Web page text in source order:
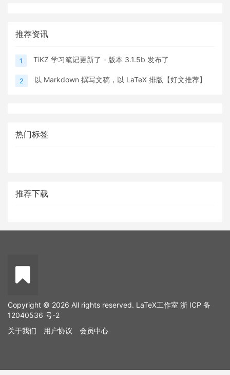
推荐资讯
1 TiKZ 学习笔记更新了 - 版本 3.1.5b 发布了
2 以 Markdown 撰写文稿，以 LaTeX 排版【好文推荐】
热门标签
推荐下载
Copyright © 2026 All rights reserved. LaTeX工作室 浙 ICP 备
12040536 号-2
关于我们
用户协议 会员中心